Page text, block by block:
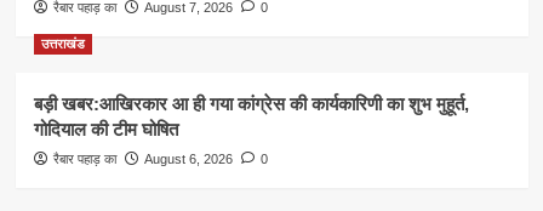
रैबार पहाड़ का August 7, 2026 0
उत्तराखंड
बड़ी खबर:आखिरकार आ ही गया कांग्रेस की कार्यकारिणी का शुभ मुहूर्त,
गोदियाल की टीम घोषित
रैबार पहाड़ का August 6, 2026 0